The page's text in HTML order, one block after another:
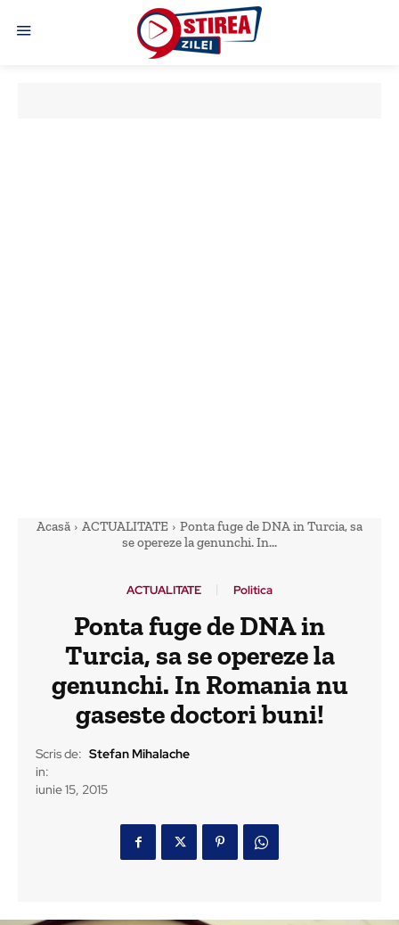
Acasă ACTUALITATE
Ponta fuge de DNA in Turcia, sa
se opereze la genunchi. In...
ACTUALITATE Politica
Ponta fuge de DNA in
Turcia, sa se opereze la
genunchi. In Romania nu
gaseste doctori buni!
Scris de: Stefan Mihalache
in:
iunie 15, 2015